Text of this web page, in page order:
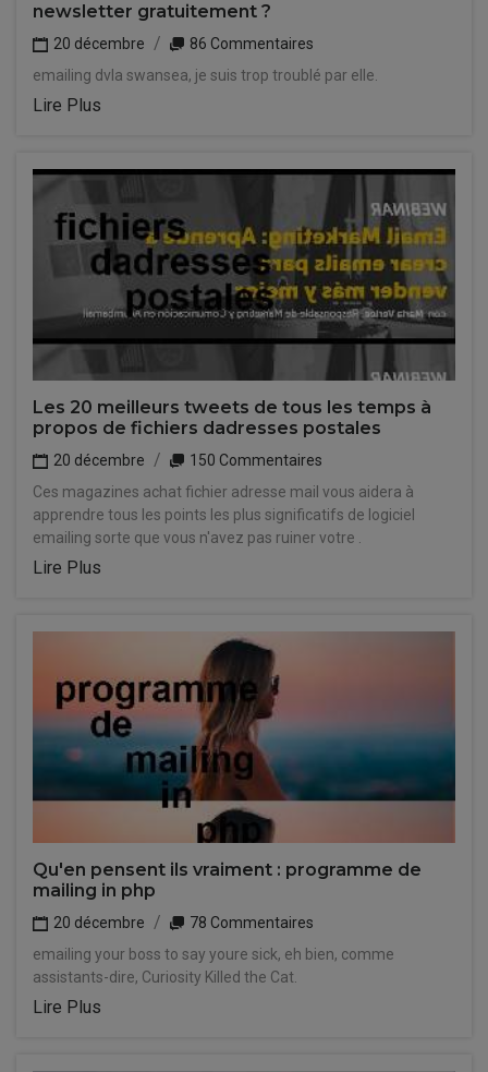
newsletter gratuitement ?
20 décembre
86 Commentaires
emailing dvla swansea, je suis trop troublé par elle.
Lire Plus
Les 20 meilleurs tweets de tous les temps à
propos de fichiers dadresses postales
20 décembre
150 Commentaires
Ces magazines achat fichier adresse mail vous aidera à
apprendre tous les points les plus significatifs de logiciel
emailing sorte que vous n'avez pas ruiner votre .
Lire Plus
Qu'en pensent ils vraiment : programme de
mailing in php
20 décembre
78 Commentaires
emailing your boss to say youre sick, eh bien, comme
assistants-dire, Curiosity Killed the Cat.
Lire Plus